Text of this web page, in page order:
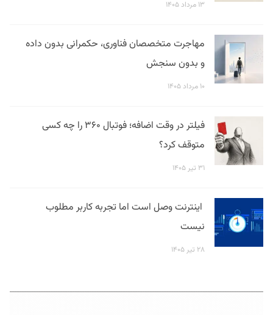
۱۳ مرداد ۱۴۰۵
مهاجرت متخصصان فناوری، حکمرانی بدون داده
و بدون سنجش
۱۰ مرداد ۱۴۰۵
فیلتر در وقت اضافه؛ فوتبال ۳۶۰ را چه کسی
متوقف کرد؟
۳۱ تیر ۱۴۰۵
اینترنت وصل است اما تجربه کاربر مطلوب
نیست
۲۸ تیر ۱۴۰۵